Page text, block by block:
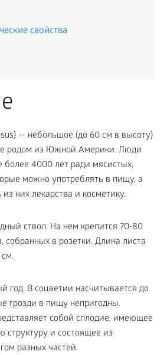
свойства
— небольшое (до 60 см в высоту)
родом из Южной Америки. Люди
4000 лет ради мясистых,
можно употреблять в пищу, а
них лекарства и косметику.
ствол, На нем крепится 70-80
собранных в розетки. Длина листа
год. В соцветии насчитывается до
грозди в пищу непригодны.
собой сплодие, имеющее
и состоящее из
разных частей.